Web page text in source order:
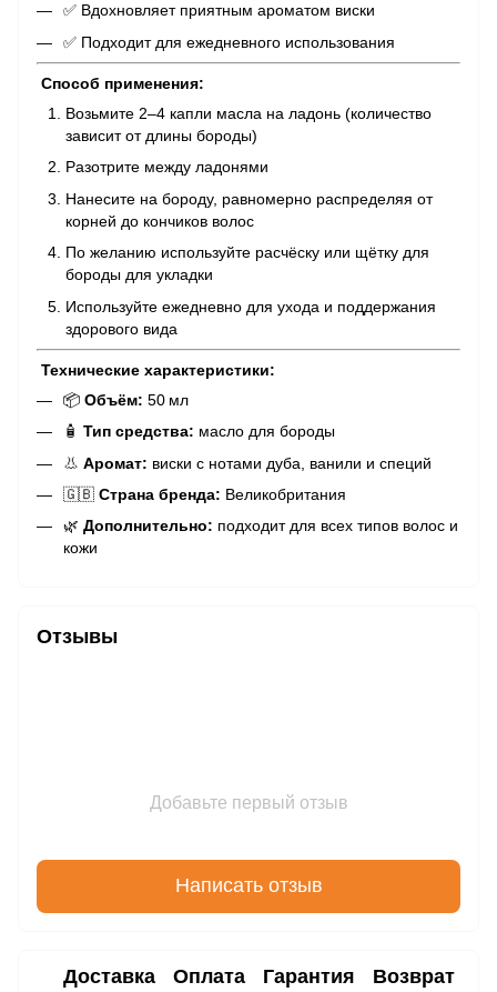
✅ Вдохновляет приятным ароматом виски
✅ Подходит для ежедневного использования
Способ применения:
Возьмите 2–4 капли масла на ладонь (количество
зависит от длины бороды)
Разотрите между ладонями
Нанесите на бороду, равномерно распределяя от
корней до кончиков волос
По желанию используйте расчёску или щётку для
бороды для укладки
Используйте ежедневно для ухода и поддержания
здорового вида
Технические характеристики:
📦 Объём: 50 мл
🧴 Тип средства: масло для бороды
👃 Аромат: виски с нотами дуба, ванили и специй
🇬🇧 Страна бренда: Великобритания
🌿 Дополнительно: подходит для всех типов волос и
кожи
Отзывы
Добавьте первый отзыв
Написать отзыв
Доставка Оплата Гарантия Возврат